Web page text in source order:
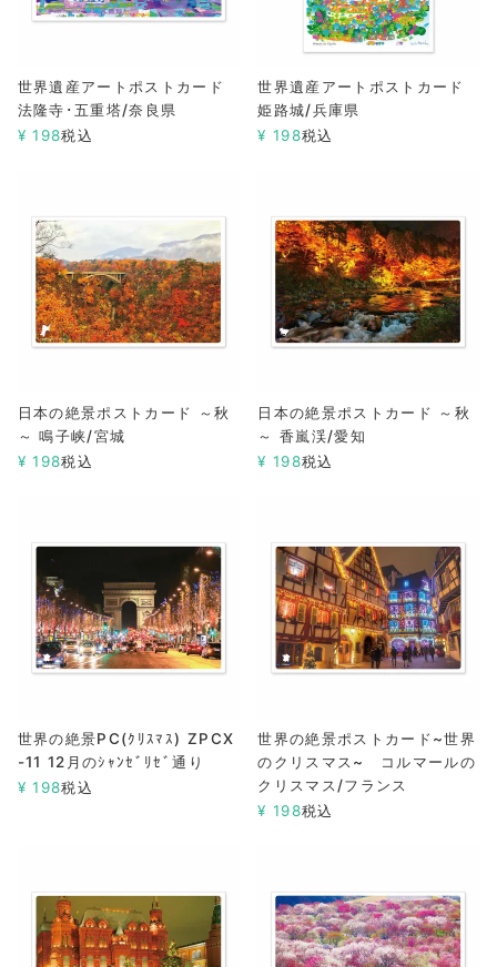
世界遺産アートポストカード
法隆寺･五重塔/奈良県
¥ 198税込
世界遺産アートポストカード
姫路城/兵庫県
¥ 198税込
日本の絶景ポストカード ～秋
～ 鳴子峡/宮城
¥ 198税込
日本の絶景ポストカード ～秋
～ 香嵐渓/愛知
¥ 198税込
世界の絶景PC(ｸﾘｽﾏｽ) ZPCX
-11 12月のｼｬﾝｾﾞﾘｾﾞ通り
¥ 198税込
世界の絶景ポストカード~世界
のクリスマス~ コルマールの
クリスマス/フランス
¥ 198税込